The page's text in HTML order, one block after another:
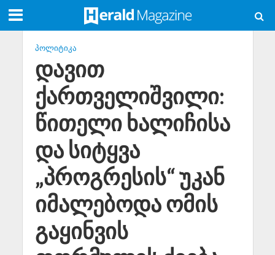
ᲞᲝᲚᲘᲢᲘᲙᲐ
დავით
ქართველიშვილი:
წითელი ხალიჩისა
და სიტყვა
„პროგრესის“ უკან
იმალებოდა ომის
გაყინვის